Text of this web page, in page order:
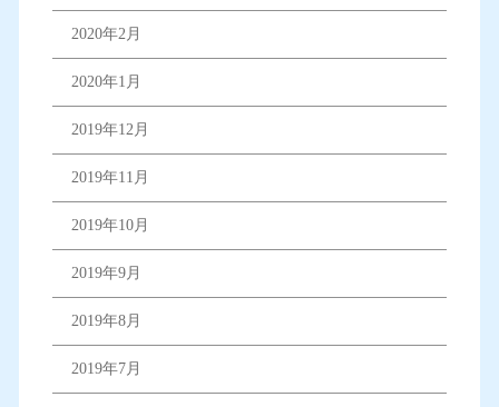
2020年2月
2020年1月
2019年12月
2019年11月
2019年10月
2019年9月
2019年8月
2019年7月